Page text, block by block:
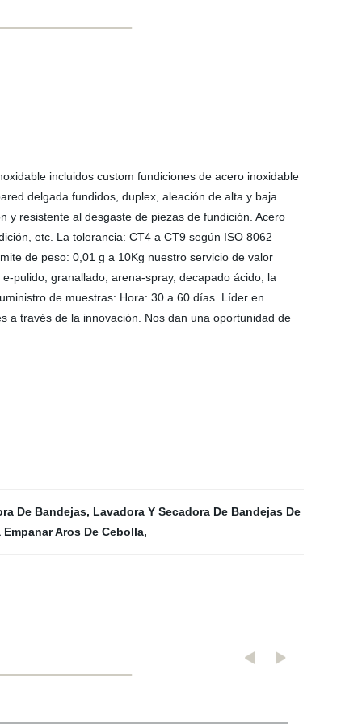
incluidos custom fundiciones de acero inoxidable
delgada fundidos, duplex, aleación de alta y baja
y resistente al desgaste de piezas de fundición. Acero
etc. La tolerancia: CT4 a CT9 según ISO 8062
de peso: 0,01 g a 10Kg nuestro servicio de valor
pulido, granallado, arena-spray, decapado ácido, la
de muestras: Hora: 30 a 60 días. Líder en
a través de la innovación. Nos dan una oportunidad de
De Bandejas, Lavadora Y Secadora De Bandejas De
Empanar Aros De Cebolla,